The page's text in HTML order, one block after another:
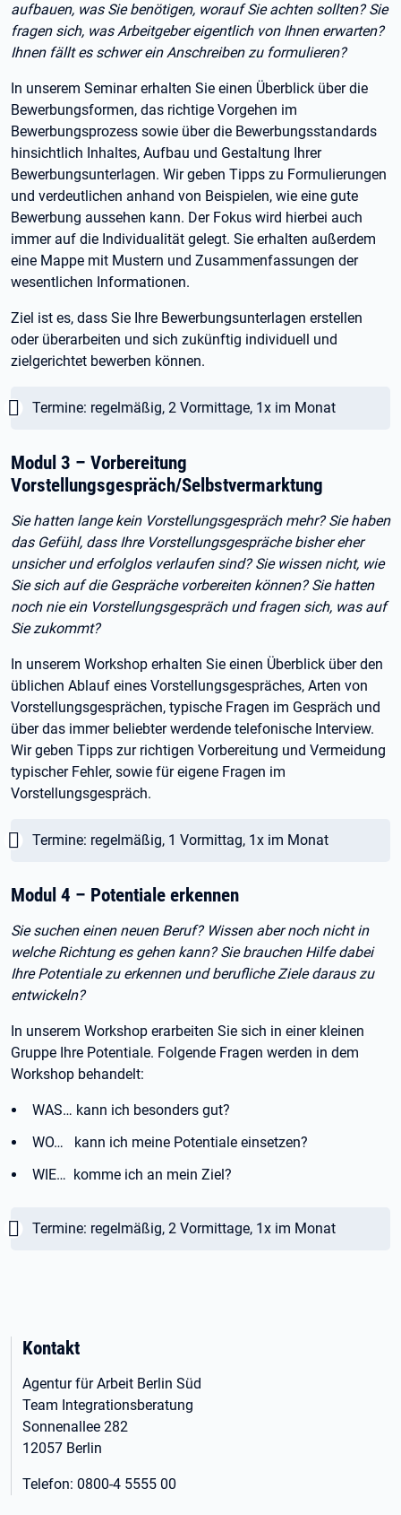
aufbauen, was Sie benötigen, worauf Sie achten sollten? Sie
fragen sich, was Arbeitgeber eigentlich von Ihnen erwarten?
Ihnen fällt es schwer ein Anschreiben zu formulieren?
In unserem Seminar erhalten Sie einen Überblick über die
Bewerbungsformen, das richtige Vorgehen im
Bewerbungsprozess sowie über die Bewerbungsstandards
hinsichtlich Inhaltes, Aufbau und Gestaltung Ihrer
Bewerbungsunterlagen. Wir geben Tipps zu Formulierungen
und verdeutlichen anhand von Beispielen, wie eine gute
Bewerbung aussehen kann. Der Fokus wird hierbei auch
immer auf die Individualität gelegt. Sie erhalten außerdem
eine Mappe mit Mustern und Zusammenfassungen der
wesentlichen Informationen.
Ziel ist es, dass Sie Ihre Bewerbungsunterlagen erstellen
oder überarbeiten und sich zukünftig individuell und
zielgerichtet bewerben können.
Wichtig:
Termine: regelmäßig, 2 Vormittage, 1x im Monat
Modul 3 – Vorbereitung
Vorstellungsgespräch/Selbstvermarktung
Sie hatten lange kein Vorstellungsgespräch mehr? Sie haben
das Gefühl, dass Ihre Vorstellungsgespräche bisher eher
unsicher und erfolglos verlaufen sind? Sie wissen nicht, wie
Sie sich auf die Gespräche vorbereiten können? Sie hatten
noch nie ein Vorstellungsgespräch und fragen sich, was auf
Sie zukommt?
In unserem Workshop erhalten Sie einen Überblick über den
üblichen Ablauf eines Vorstellungsgespräches, Arten von
Vorstellungsgesprächen, typische Fragen im Gespräch und
über das immer beliebter werdende telefonische Interview.
Wir geben Tipps zur richtigen Vorbereitung und Vermeidung
typischer Fehler, sowie für eigene Fragen im
Vorstellungsgespräch.
Wichtig:
Termine: regelmäßig, 1 Vormittag, 1x im Monat
Modul 4 – Potentiale erkennen
Sie suchen einen neuen Beruf? Wissen aber noch nicht in
welche Richtung es gehen kann? Sie brauchen Hilfe dabei
Ihre Potentiale zu erkennen und berufliche Ziele daraus zu
entwickeln?
In unserem Workshop erarbeiten Sie sich in einer kleinen
Gruppe Ihre Potentiale. Folgende Fragen werden in dem
Workshop behandelt:
WAS… kann ich besonders gut?
WO… kann ich meine Potentiale einsetzen?
WIE… komme ich an mein Ziel?
Wichtig:
Termine: regelmäßig, 2 Vormittage, 1x im Monat
Kontakt
Agentur für Arbeit Berlin Süd
Team Integrationsberatung
Sonnenallee 282
12057 Berlin
Telefon: 0800-4 5555 00